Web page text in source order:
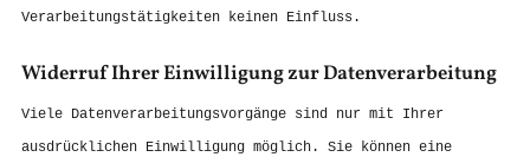
Verarbeitungstätigkeiten keinen Einfluss.
Widerruf Ihrer Einwilligung zur Datenverarbeitung
Viele Datenverarbeitungsvorgänge sind nur mit Ihrer
ausdrücklichen Einwilligung möglich. Sie können eine